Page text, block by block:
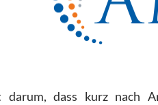
darum, dass kurz nach